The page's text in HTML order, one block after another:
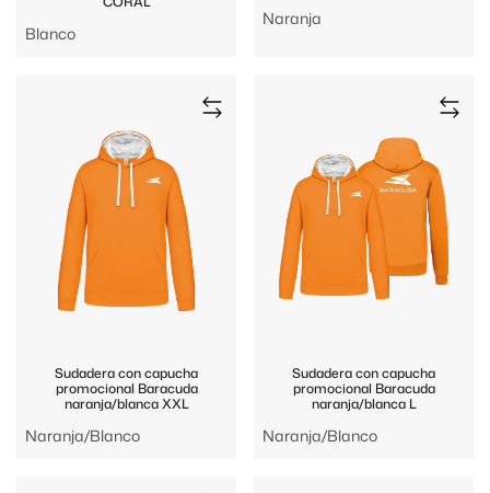
Blanco
Naranja
Sudadera con capucha
promocional Baracuda
naranja/blanca XXL
Naranja/Blanco
Sudadera con capucha
promocional Baracuda
naranja/blanca L
Naranja/Blanco